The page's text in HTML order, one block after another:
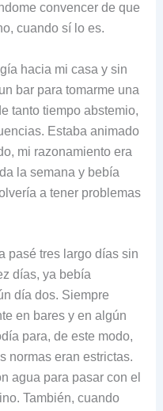
convencer de que
cuando sí lo es.
hacia mi casa y sin
bar para tomarme una
tanto tiempo abstemio,
Estaba animado
mi razonamiento era
la semana y bebía
a tener problemas
pasé tres largo días sin
días, ya bebía
día dos. Siempre
en bares y en algún
para, de este modo,
normas eran estrictas.
agua para pasar con el
También, cuando